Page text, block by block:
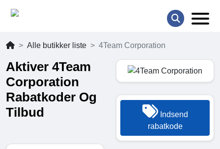
Alle butikker liste 4Team Corporation
Aktiver 4Team
Corporation
Rabatkoder Og
Tilbud
Indsend
rabatkode